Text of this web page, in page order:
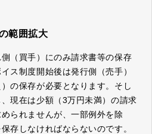
範囲拡大
（買手）にのみ請求書等の保存
ス制度開始後は発行側（売手）
の保存が必要となります。そし
現在は少額（3万円未満）の請求
られませんが、一部例外を除
存しなければならないのです。